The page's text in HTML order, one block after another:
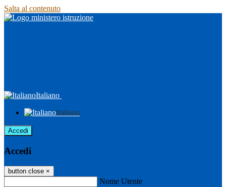
Salta al contenuto
Italiano
Italiano
Accedi
Accedi
button close ×
Nome Utente